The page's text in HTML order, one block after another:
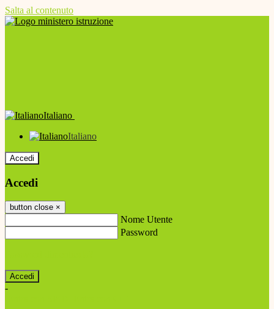
Salta al contenuto
Italiano
Italiano
Accedi
Accedi
button close ×
Nome Utente
Password
-